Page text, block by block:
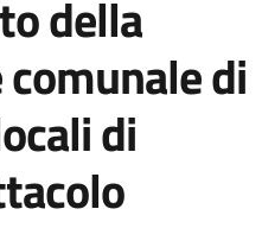
della
di
di